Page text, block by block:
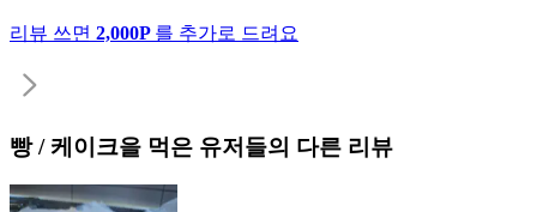
리뷰 쓰면 2,000P 를 추가로 드려요
빵 / 케이크을 먹은 유저들의 다른 리뷰